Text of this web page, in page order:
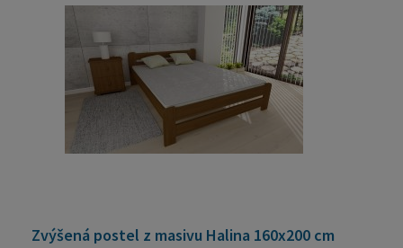
Zvýšená postel z masivu Halina 160x200 cm